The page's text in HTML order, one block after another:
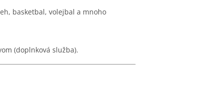
basketbal, volejbal a mnoho
(doplnková služba).